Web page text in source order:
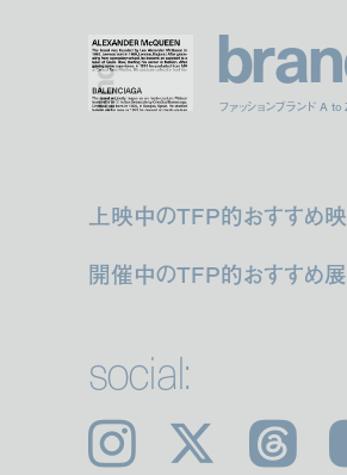
bran
ファッションブランド A to
上映中のTFP的おすすめ
開催中のTFP的おすすめ
social:
Instagram 𝕏 Threads